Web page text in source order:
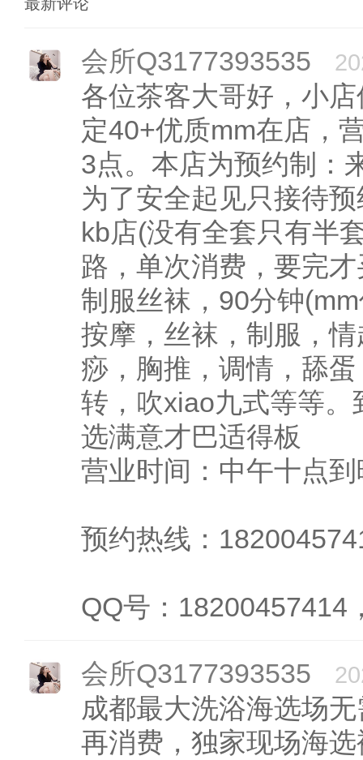
会所Q3177393535
各位茶客大哥好，小
定40+优质mm在店，
3点。本店为预约制：
为了安全起见只接待
kb店(没有全套只有半
路，单次消费，要完
制服丝袜，90分钟
按摩，丝袜，制服，
痧，胸推，调情，舔
转，吹xiao九式等等
选满意才巴适得板
营业时间：中午十点
预约热线：
QQ号：18200457414
会所Q3177393535
成都最大洗浴海选场
再消费，独家现